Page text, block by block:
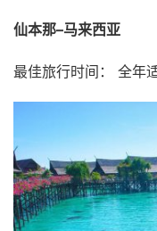
仙本那–马来西亚
最佳旅行时间： 全年